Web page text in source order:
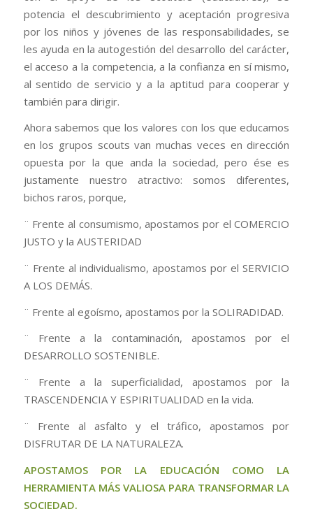
potencia el descubrimiento y aceptación progresiva
por los niños y jóvenes de las responsabilidades, se
les ayuda en la autogestión del desarrollo del carácter,
el acceso a la competencia, a la confianza en sí mismo,
al sentido de servicio y a la aptitud para cooperar y
también para dirigir.
Ahora sabemos que los valores con los que educamos
en los grupos scouts van muchas veces en dirección
opuesta por la que anda la sociedad, pero ése es
justamente nuestro atractivo: somos diferentes,
bichos raros, porque,
¨ Frente al consumismo, apostamos por el COMERCIO
JUSTO y la AUSTERIDAD
¨ Frente al individualismo, apostamos por el SERVICIO
A LOS DEMÁS.
¨ Frente al egoísmo, apostamos por la SOLIRADIDAD.
¨ Frente a la contaminación, apostamos por el
DESARROLLO SOSTENIBLE.
¨ Frente a la superficialidad, apostamos por la
TRASCENDENCIA Y ESPIRITUALIDAD en la vida.
¨ Frente al asfalto y el tráfico, apostamos por
DISFRUTAR DE LA NATURALEZA.
APOSTAMOS POR LA EDUCACIÓN COMO LA
HERRAMIENTA MÁS VALIOSA PARA TRANSFORMAR LA
SOCIEDAD.